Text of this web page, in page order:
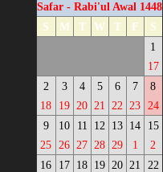
Safar - Rabi'ul Awal 1448
S
M T W T F
S
1
17
2
18
3
19
4
20
5
21
6
22
7
23
8
24
9
25
10
26
11
27
12
28
13
29
14
1
15
2
16
17 18 19 20 21
22